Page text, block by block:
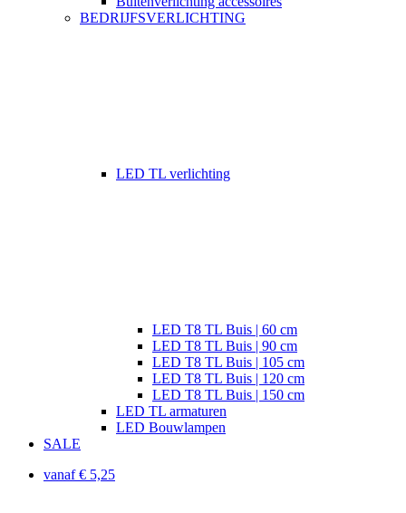
BEDRIJFSVERLICHTING
LED TL verlichting
LED T8 TL Buis | 60 cm
LED T8 TL Buis | 90 cm
LED T8 TL Buis | 105 cm
LED T8 TL Buis | 120 cm
LED T8 TL Buis | 150 cm
LED TL armaturen
LED Bouwlampen
SALE
vanaf € 5,25